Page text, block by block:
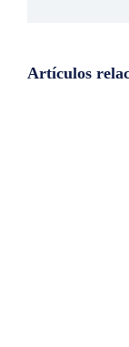
Artículos